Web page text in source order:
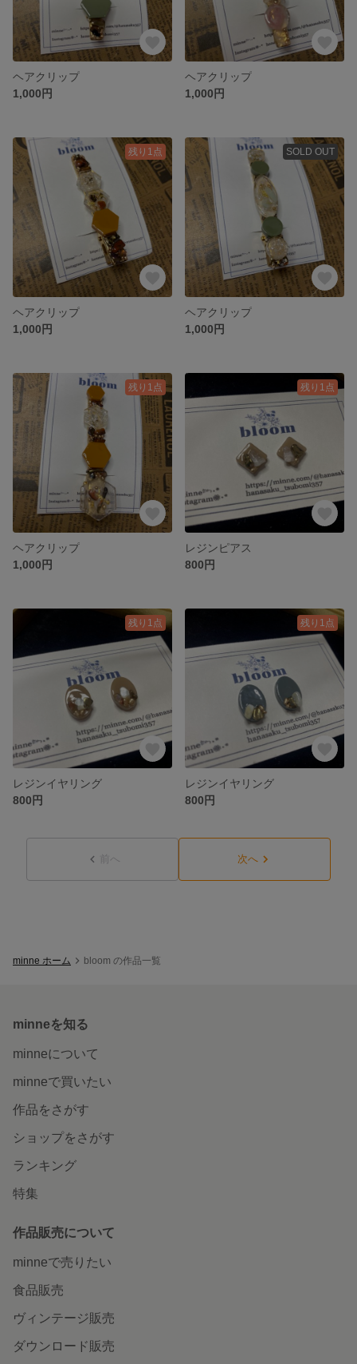
ヘアクリップ
1,000円
ヘアクリップ
1,000円
残り1点
ヘアクリップ
1,000円
SOLD OUT
ヘアクリップ
1,000円
残り1点
ヘアクリップ
1,000円
残り1点
レジンピアス
800円
残り1点
レジンイヤリング
800円
残り1点
レジンイヤリング
800円
前へ 次へ
minne ホーム bloom の作品一覧
minneを知る
minneについて
minneで買いたい
作品をさがす
ショップをさがす
ランキング
特集
作品販売について
minneで売りたい
食品販売
ヴィンテージ販売
ダウンロード販売